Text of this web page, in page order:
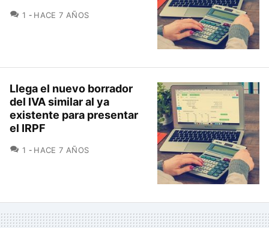
1 COMENTARIOS
HACE 7 AÑOS
Llega el nuevo borrador
del IVA similar al ya
existente para presentar
el IRPF
1 COMENTARIOS
HACE 7 AÑOS